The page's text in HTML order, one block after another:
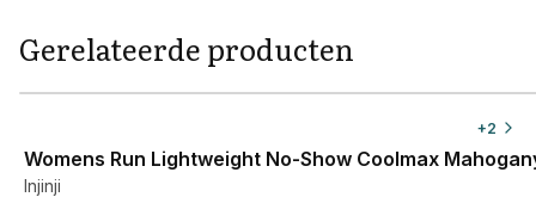
Gerelateerde producten
+2
Womens Run Lightweight No-Show Coolmax
Injinji